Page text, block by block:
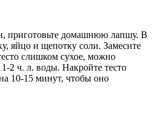
приготовьте домашнюю лапшу. В
яйцо и щепотку соли. Замесите
слишком сухое, можно
1-2 ч. л. воды. Накройте тесто
10-15 минут, чтобы оно